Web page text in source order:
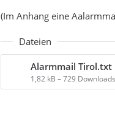
(Im Anhang eine
Dateien
Alarmmail Tirol.txt
1,82 kB – 729 Downloads